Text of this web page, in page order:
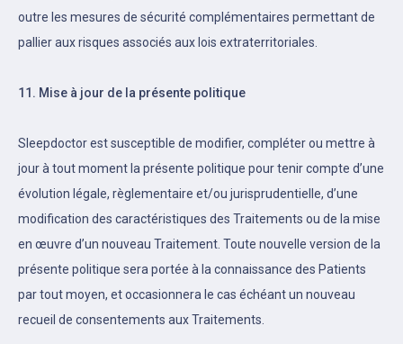
outre les mesures de sécurité complémentaires permettant de
pallier aux risques associés aux lois extraterritoriales.
11. Mise à jour de la présente politique
Sleepdoctor est susceptible de modifier, compléter ou mettre à
jour à tout moment la présente politique pour tenir compte d’une
évolution légale, règlementaire et/ou jurisprudentielle, d’une
modification des caractéristiques des Traitements ou de la mise
en œuvre d’un nouveau Traitement. Toute nouvelle version de la
présente politique sera portée à la connaissance des Patients
par tout moyen, et occasionnera le cas échéant un nouveau
recueil de consentements aux Traitements.